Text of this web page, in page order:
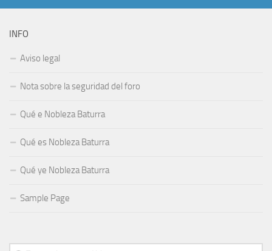
INFO
Aviso legal
Nota sobre la seguridad del foro
Qué e Nobleza Baturra
Qué es Nobleza Baturra
Qué ye Nobleza Baturra
Sample Page